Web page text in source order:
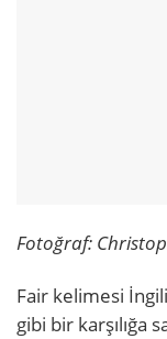
Fotoğraf:
Fair kelimesi
gibi bir karşılığa